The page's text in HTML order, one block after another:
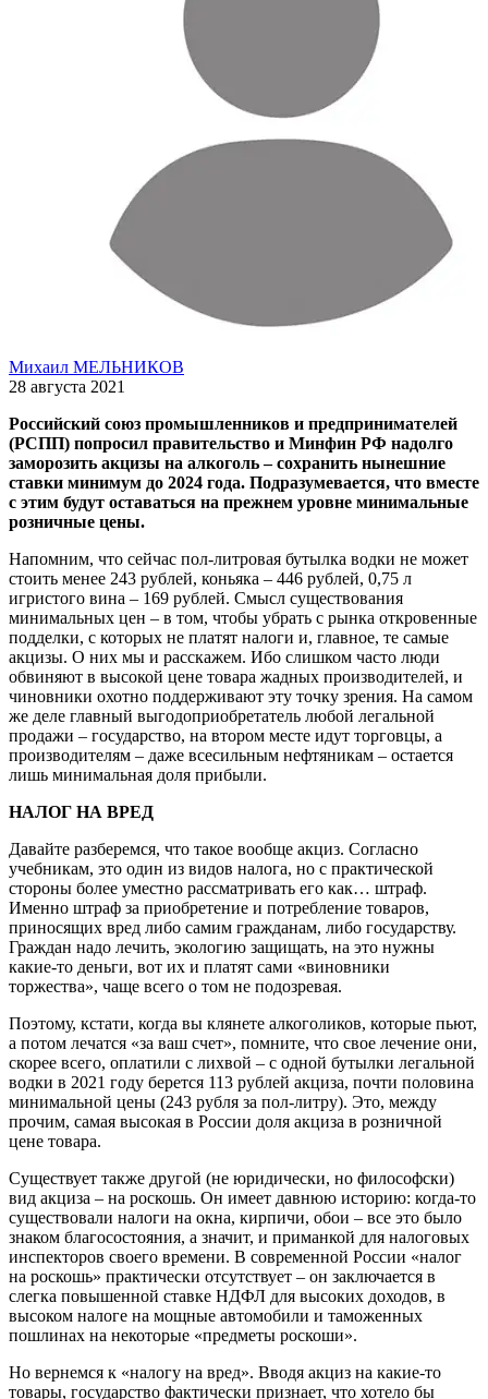
Михаил МЕЛЬНИКОВ
28 августа 2021
Российский союз промышленников и предпринимателей
(РСПП) попросил правительство и Минфин РФ надолго
заморозить акцизы на алкоголь – сохранить нынешние
ставки минимум до 2024 года. Подразумевается, что вместе
с этим будут оставаться на прежнем уровне минимальные
розничные цены.
Напомним, что сейчас пол-литровая бутылка водки не может
стоить менее 243 рублей, коньяка – 446 рублей, 0,75 л
игристого вина – 169 рублей. Смысл существования
минимальных цен – в том, чтобы убрать с рынка откровенные
подделки, с которых не платят налоги и, главное, те самые
акцизы. О них мы и расскажем. Ибо слишком часто люди
обвиняют в высокой цене товара жадных производителей, и
чиновники охотно поддерживают эту точку зрения. На самом
же деле главный выгодоприобретатель любой легальной
продажи – государство, на втором месте идут торговцы, а
производителям – даже всесильным нефтяникам – остается
лишь минимальная доля прибыли.
НАЛОГ НА ВРЕД
Давайте разберемся, что такое вообще акциз. Согласно
учебникам, это один из видов налога, но с практической
стороны более уместно рассматривать его как… штраф.
Именно штраф за приобретение и потребление товаров,
приносящих вред либо самим гражданам, либо государству.
Граждан надо лечить, экологию защищать, на это нужны
какие-то деньги, вот их и платят сами «виновники
торжества», чаще всего о том не подозревая.
Поэтому, кстати, когда вы клянете алкоголиков, которые пьют,
а потом лечатся «за ваш счет», помните, что свое лечение они,
скорее всего, оплатили с лихвой – с одной бутылки легальной
водки в 2021 году берется 113 рублей акциза, почти половина
минимальной цены (243 рубля за пол-литру). Это, между
прочим, самая высокая в России доля акциза в розничной
цене товара.
Существует также другой (не юридически, но философски)
вид акциза – на роскошь. Он имеет давнюю историю: когда-то
существовали налоги на окна, кирпичи, обои – все это было
знаком благосостояния, а значит, и приманкой для налоговых
инспекторов своего времени. В современной России «налог
на роскошь» практически отсутствует – он заключается в
слегка повышенной ставке НДФЛ для высоких доходов, в
высоком налоге на мощные автомобили и таможенных
пошлинах на некоторые «предметы роскоши».
Но вернемся к «налогу на вред». Вводя акциз на какие-то
товары, государство фактически признает, что хотело бы